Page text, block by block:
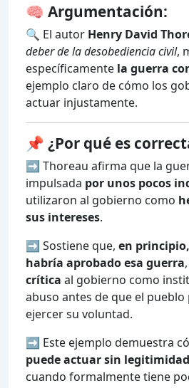
🧠 Argumentación:
🔍 El autor Henry David
deber de la desobediencia civil,
específicamente la guerra
ejemplo claro de cómo los
actuar injustamente.
📌 ¿Por qué es
➡️ Thoreau afirma que la
impulsada por unos pocos
utilizaron al gobierno como
sus intereses.
➡️ Sostiene que, en
habría aprobado esa guerra
crítica al gobierno como
abuso antes de que el
ejercer su voluntad.
➡️ Este ejemplo demuestra
puede actuar sin
cuando formalmente tiene